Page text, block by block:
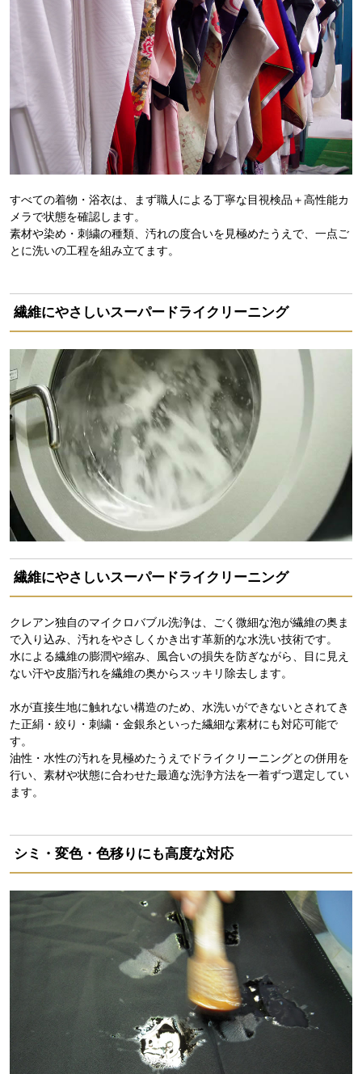
すべての着物・浴衣は、まず職人による丁寧な目視検品＋高性能カ
メラで状態を確認します。
素材や染め・刺繍の種類、汚れの度合いを見極めたうえで、一点ご
とに洗いの工程を組み立てます。
繊維にやさしいスーパードライクリーニング
繊維にやさしいスーパードライクリーニング
クレアン独自のマイクロバブル洗浄は、ごく微細な泡が繊維の奥ま
で入り込み、汚れをやさしくかき出す革新的な水洗い技術です。
水による繊維の膨潤や縮み、風合いの損失を防ぎながら、目に見え
ない汗や皮脂汚れを繊維の奥からスッキリ除去します。
水が直接生地に触れない構造のため、水洗いができないとされてき
た正絹・絞り・刺繍・金銀糸といった繊細な素材にも対応可能で
す。
油性・水性の汚れを見極めたうえでドライクリーニングとの併用を
行い、素材や状態に合わせた最適な洗浄方法を一着ずつ選定してい
ます。
シミ・変色・色移りにも高度な対応